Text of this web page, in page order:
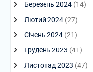
Березень 2024(14)
Лютий 2024(27)
Січень 2024(21)
Грудень 2023 (41)
Листопад 2023 (47)